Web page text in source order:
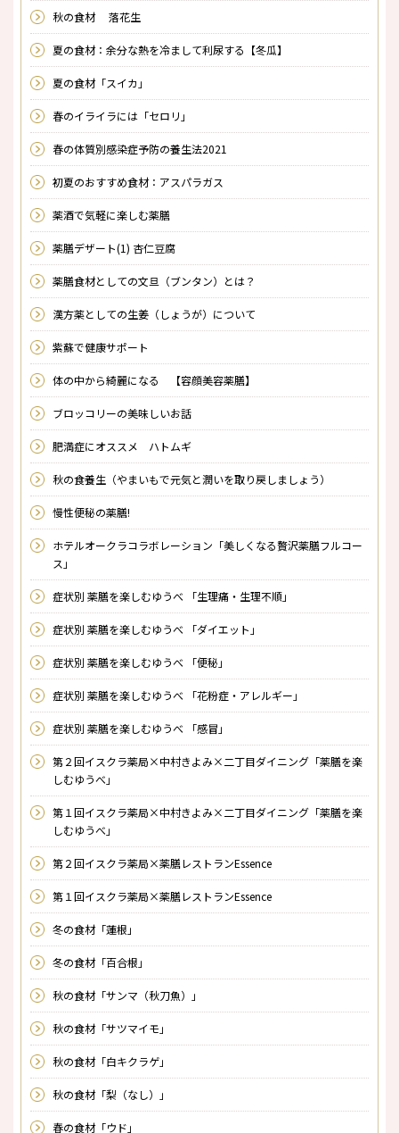
秋の食材 落花生
夏の食材：余分な熱を冷まして利尿する【冬瓜】
夏の食材「スイカ」
春のイライラには「セロリ」
春の体質別感染症予防の養生法2021
初夏のおすすめ食材：アスパラガス
薬酒で気軽に楽しむ薬膳
薬膳デザート(1) 杏仁豆腐
薬膳食材としての文旦（ブンタン）とは？
漢方薬としての生姜（しょうが）について
紫蘇で健康サポート
体の中から綺麗になる 【容顔美容薬膳】
ブロッコリーの美味しいお話
肥満症にオススメ ハトムギ
秋の食養生（やまいもで元気と潤いを取り戻しましょう）
慢性便秘の薬膳!
ホテルオークラコラボレーション「美しくなる贅沢薬膳フルコー
ス」
症状別 薬膳を楽しむゆうべ 「生理痛・生理不順」
症状別 薬膳を楽しむゆうべ 「ダイエット」
症状別 薬膳を楽しむゆうべ 「便秘」
症状別 薬膳を楽しむゆうべ 「花粉症・アレルギー」
症状別 薬膳を楽しむゆうべ 「感冒」
第２回イスクラ薬局×中村きよみ×二丁目ダイニング「薬膳を楽
しむゆうべ」
第１回イスクラ薬局×中村きよみ×二丁目ダイニング「薬膳を楽
しむゆうべ」
第２回イスクラ薬局×薬膳レストランEssence
第１回イスクラ薬局×薬膳レストランEssence
冬の食材「蓮根」
冬の食材「百合根」
秋の食材「サンマ（秋刀魚）」
秋の食材「サツマイモ」
秋の食材「白キクラゲ」
秋の食材「梨（なし）」
春の食材「ウド」